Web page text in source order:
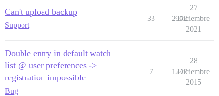
Can't upload backup
Support
33 2962
27
Diciembre
2021
Double entry in default watch
list @ user preferences ->
registration impossible
Bug
7 1247
28
Diciembre
2015